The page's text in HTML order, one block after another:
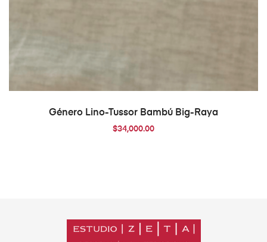
AÑADIR AL CARRITO
Género Lino-Tussor Bambú Big-Raya
$34,000.00